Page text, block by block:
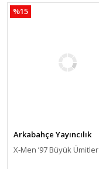
%15
Arkabahçe Yayıncılık
X-Men ’97 Büyük Ümitler